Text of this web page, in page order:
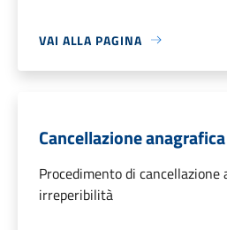
VAI ALLA PAGINA
Cancellazione
Procedimento di cancellazione
irreperibilità